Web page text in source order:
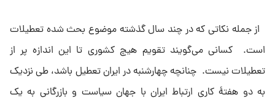
از جمله نکاتى که در چند سال گذشته موضوع بحث شده تعطیلات
است. کسانى مى‌گویند تقویم هیچ کشورى تا این اندازه پر از
تعطیلات نیست. چنانچه چهارشنبه در ایران تعطیل باشد، طى نزدیک
به دو هفتهٔ کارى ارتباط ایران با جهان سیاست و بازرگانى به یک